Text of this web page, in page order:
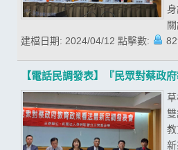
建檔日期: 2024/04/12 點擊數:
【電話民調發表】『民眾對蔡政